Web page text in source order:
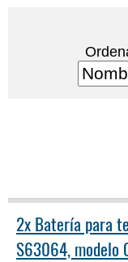
2x Batería para
S63064, modelo